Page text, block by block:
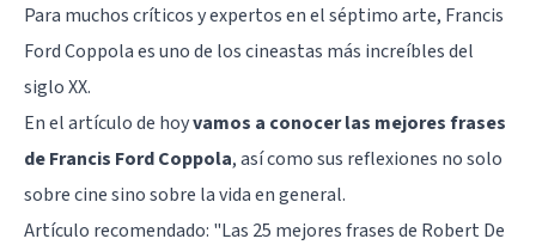
Para muchos críticos y expertos en el séptimo arte, Francis
Ford Coppola es uno de los cineastas más increíbles del
siglo XX.
En el artículo de hoyvamos a conocer las mejores frases
de Francis Ford Coppola, así como sus reflexiones no solo
sobre cine sino sobre la vida en general.
Artículo recomendado: "Las 25 mejores frases de Robert De